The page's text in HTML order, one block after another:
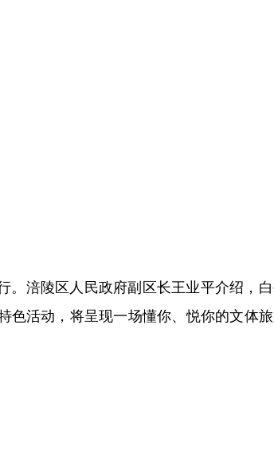
。涪陵区人民政府副区长王业平介绍，
色活动，将呈现一场懂你、悦你的文体